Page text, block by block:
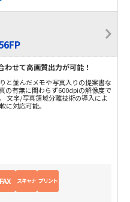
わせて高画質出力が可能！
と並んだメモや写真入りの提案書な
の有無に関わらず600dpiの解像度で
文字/写真領域分離技術の導入によ
に対応可能。
FAX スキャナ プリント